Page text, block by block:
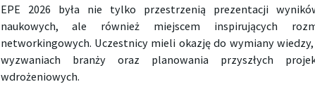
EPE 2026 była nie tylko przestrzenią prezentacji
naukowych, ale również miejscem inspirujących
networkingowych. Uczestnicy mieli okazję do wymiany
wyzwaniach branży oraz planowania przyszłych
wdrożeniowych.